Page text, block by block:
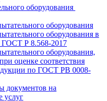
оборудования
оборудования
оборудования в
ГОСТ Р 8.568-2017
оборудования,
оценке соответствия
по ГОСТ РВ 0008-
документов на
услуг